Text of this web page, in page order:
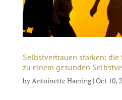
Selbstvertrauen stärken:
zu einem gesunden
byAntoinette Haering| Oct 10,